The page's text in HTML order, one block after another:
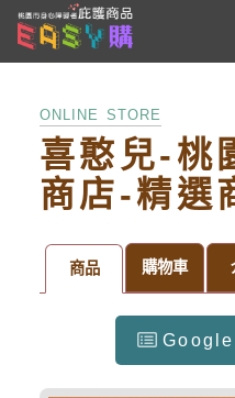
跳到主要內容
ONLINE STORE
喜憨兒-桃
商店-精選
商品 購物車
Google